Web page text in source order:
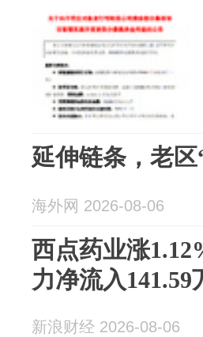
延伸链条，老
海外网 2026-08-06
西点药业涨
力净流入141.59
新浪财经 2026-08-06